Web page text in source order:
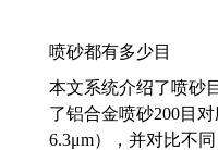
喷砂都有多少目
本文系统介绍了喷砂
了铝合金喷砂200目
6.3μm），并对比不